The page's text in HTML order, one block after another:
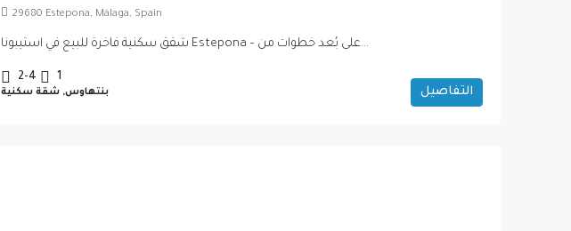
29680 Estepona, Málaga, Spain
شقق سكنية فاخرة للبيع في استيبونا Estepona – على بُعد خطوات من...
2-4 1
بنتهاوس, شقة سكنية التفاصيل